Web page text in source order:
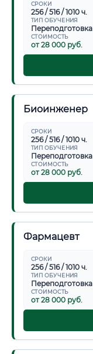
СРОКИ
256 / 516 / 1010 ч.
ТИП ОБУЧЕНИЯ
Переподготовка
СТОИМОСТЬ
от 28 000 руб.
Биоинженер
СРОКИ
256 / 516 / 1010 ч.
ТИП ОБУЧЕНИЯ
Переподготовка
СТОИМОСТЬ
от 28 000 руб.
Фармацевт
СРОКИ
256 / 516 / 1010 ч.
ТИП ОБУЧЕНИЯ
Переподготовка
СТОИМОСТЬ
от 28 000 руб.